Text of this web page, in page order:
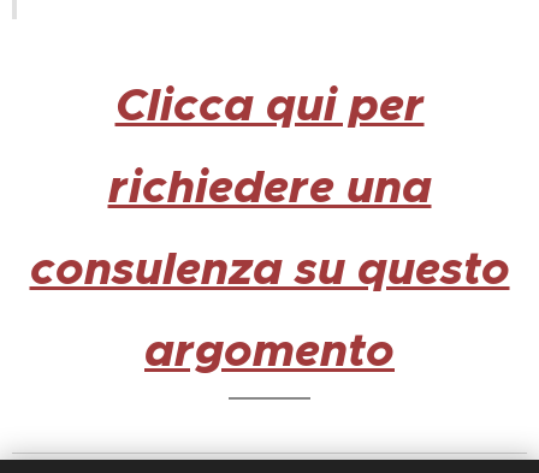
Clicca qui per
richiedere una
consulenza su questo
argomento